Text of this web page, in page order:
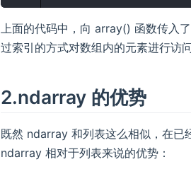
上面的代码中，向 array() 函数传入
过索引的方式对数组内的元素进行访问
2.ndarray 的优势
既然 ndarray 和列表这么相似，在已
ndarray 相对于列表来说的优势：